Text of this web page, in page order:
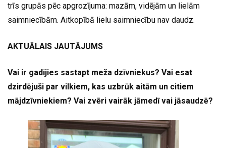
trīs grupās pēc apgrozījuma: mazām, vidējām un lielām
saimniecībām. Aitkopībā lielu saimniecību nav daudz.
AKTUĀLAIS JAUTĀJUMS
Vai ir gadījies sastapt meža dzīvniekus? Vai esat
dzirdējuši par vilkiem, kas uzbrūk aitām un citiem
mājdzīvniekiem? Vai zvēri vairāk jāmedī vai jāsaudzē?